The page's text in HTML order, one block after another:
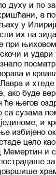
духу и по
а
у
их на
при
и удари
и
и
ако буде
ће његов
са сузама
и
избијено
цело
Мемертин и